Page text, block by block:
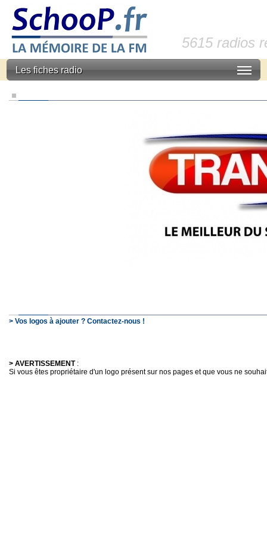
5615 radios
Les fiches radio
> Vos logos à ajouter ? Contactez-nous !
> AVERTISSEMENT:
Si vous êtes propriétaire d'un logo présent sur nos pages et que vous ne